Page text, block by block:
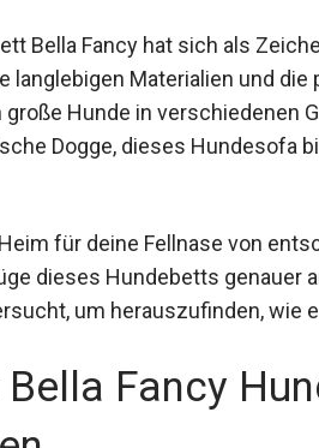
Bella Fancy hat sich als
langlebigen Materialien und
Hunde in verschiedenen
Dogge, dieses Hundesofa
für deine Fellnase von
dieses Hundebetts genauer
um herauszufinden, wie
Fancy